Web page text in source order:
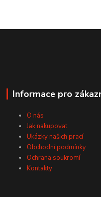
Informace pro
O nás
Jak nakupovat
Ukázky našich prací
Obchodní podmínky
Ochrana soukromí
Kontakty